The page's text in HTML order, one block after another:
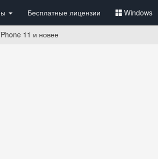
Бесплатные лицензии Windows
11 и новее